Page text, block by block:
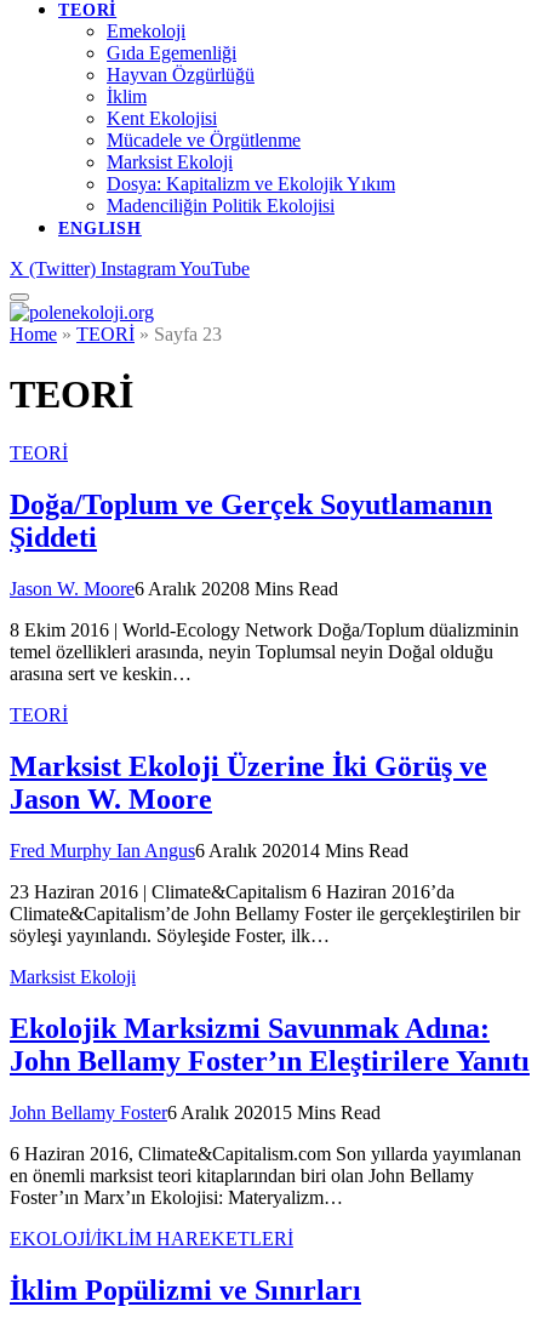
TEORİ
Emekoloji
Gıda Egemenliği
Hayvan Özgürlüğü
İklim
Kent Ekolojisi
Mücadele ve Örgütlenme
Marksist Ekoloji
Dosya: Kapitalizm ve Ekolojik Yıkım
Madenciliğin Politik Ekolojisi
ENGLISH
X (Twitter) InstagramYouTube
Home » TEORİ » Sayfa 23
TEORİ
TEORİ
Doğa/Toplum ve Gerçek Soyutlamanın
Şiddeti
Jason W. Moore6 Aralık 20208 Mins Read
8 Ekim 2016 | World-Ecology Network Doğa/Toplum düalizminin
temel özellikleri arasında, neyin Toplumsal neyin Doğal olduğu
arasına sert ve keskin…
TEORİ
Marksist Ekoloji Üzerine İki Görüş ve
Jason W. Moore
Fred Murphy Ian Angus6 Aralık 202014 Mins Read
23 Haziran 2016 | Climate&Capitalism 6 Haziran 2016’da
Climate&Capitalism’de John Bellamy Foster ile gerçekleştirilen bir
söyleşi yayınlandı. Söyleşide Foster, ilk…
Marksist Ekoloji
Ekolojik Marksizmi Savunmak Adına:
John Bellamy Foster’ın Eleştirilere Yanıtı
John Bellamy Foster6 Aralık 202015 Mins Read
6 Haziran 2016, Climate&Capitalism.com Son yıllarda yayımlanan
en önemli marksist teori kitaplarından biri olan John Bellamy
Foster’ın Marx’ın Ekolojisi: Materyalizm…
EKOLOJİ/İKLİM HAREKETLERİ
İklim Popülizmi ve Sınırları